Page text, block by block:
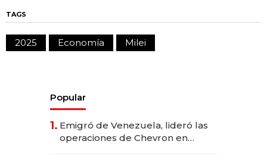
TAGS
2025 Economía Milei
Popular
1. Emigró de Venezuela, lideró las
operaciones de Chevron en